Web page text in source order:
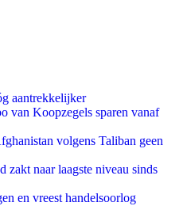
aantrekkelijker
van Koopzegels sparen vanaf
volgens Taliban geen
zakt naar laagste niveau sinds
en vreest handelsoorlog